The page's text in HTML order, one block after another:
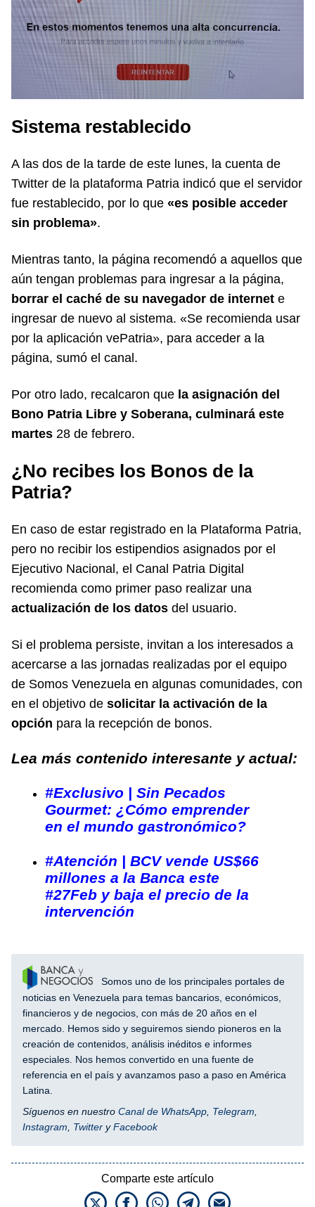
Sistema restablecido
A las dos de la tarde de este lunes, la cuenta de
Twitter de la plataforma Patria indicó que el servidor
fue restablecido, por lo que «es posible acceder
sin problema».
Mientras tanto, la página recomendó a aquellos que
aún tengan problemas para ingresar a la página,
borrar el caché de su navegador de internet e
ingresar de nuevo al sistema. «Se recomienda usar
por la aplicación vePatria», para acceder a la
página, sumó el canal.
Por otro lado, recalcaron que la asignación del
Bono Patria Libre y Soberana, culminará este
martes 28 de febrero.
¿No recibes los Bonos de la
Patria?
En caso de estar registrado en la Plataforma Patria,
pero no recibir los estipendios asignados por el
Ejecutivo Nacional, el Canal Patria Digital
recomienda como primer paso realizar una
actualización de los datos del usuario.
Si el problema persiste, invitan a los interesados a
acercarse a las jornadas realizadas por el equipo
de Somos Venezuela en algunas comunidades, con
en el objetivo de solicitar la activación de la
opción para la recepción de bonos.
Lea más contenido interesante y actual:
#Exclusivo | Sin Pecados
Gourmet: ¿Cómo emprender
en el mundo gastronómico?
#Atención | BCV vende US$66
millones a la Banca este
#27Feb y baja el precio de la
intervención
Somos uno de los principales portales de
noticias en Venezuela para temas bancarios, económicos,
financieros y de negocios, con más de 20 años en el
mercado. Hemos sido y seguiremos siendo pioneros en la
creación de contenidos, análisis inéditos e informes
especiales. Nos hemos convertido en una fuente de
referencia en el país y avanzamos paso a paso en América
Latina.
Síguenos en nuestro Canal de WhatsApp Telegram
Instagram
Twitter yFacebook
Comparte este artículo